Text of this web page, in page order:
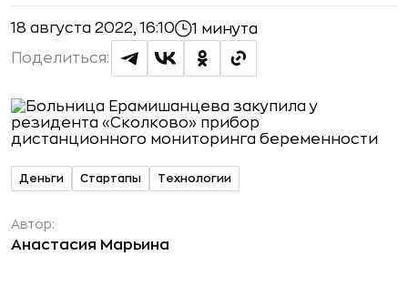
18 августа 2022, 16:10 1 минута
Поделиться:
Деньги Стартапы Технологии
Автор:
Анастасия Марьина